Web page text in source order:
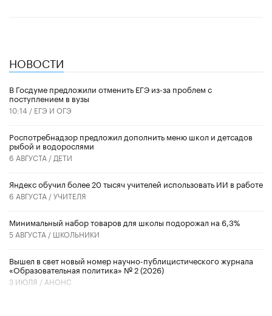
НОВОСТИ
В Госдуме предложили отменить ЕГЭ из-за проблем с
поступлением в вузы
10:14 / ЕГЭ И ОГЭ
Роспотребнадзор предложил дополнить меню школ и детсадов
рыбой и водорослями
6 АВГУСТА / ДЕТИ
​Яндекс обучил более 20 тысяч учителей использовать ИИ в работе
6 АВГУСТА /УЧИТЕЛЯ
Минимальный набор товаров для школы подорожал на 6,3%
5 АВГУСТА / ШКОЛЬНИКИ
Вышел в свет новый номер научно-публицистического журнала
«Образовательная политика» № 2 (2026)
3 ИЮЛЯ / АНОНС